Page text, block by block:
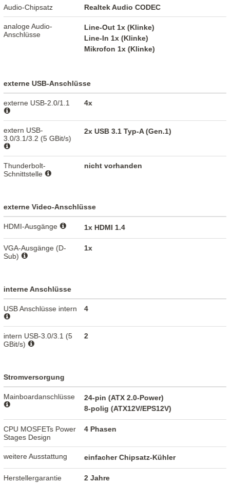
Audio-Chipsatz Realtek Audio CODEC
analoge Audio-
Anschlüsse
Line-Out 1x (Klinke)
Line-In 1x (Klinke)
Mikrofon 1x (Klinke)
externe USB-Anschlüsse
externe USB-2.0/1.1 4x
extern USB-
3.0/3.1/3.2 (5 GBit/s)
2x USB 3.1 Typ-A (Gen.1)
Thunderbolt-
Schnittstelle
nicht vorhanden
externe Video-Anschlüsse
HDMI-Ausgänge 1x HDMI 1.4
VGA-Ausgänge (D-
Sub)
1x
interne Anschlüsse
USB Anschlüsse intern 4
intern USB-3.0/3.1 (5
GBit/s)
2
Stromversorgung
Mainboardanschlüsse
24-pin (ATX 2.0-Power)
8-polig (ATX12V/EPS12V)
CPU MOSFETs Power
Stages Design
4 Phasen
weitere Ausstattung einfacher Chipsatz-Kühler
Herstellergarantie 2 Jahre